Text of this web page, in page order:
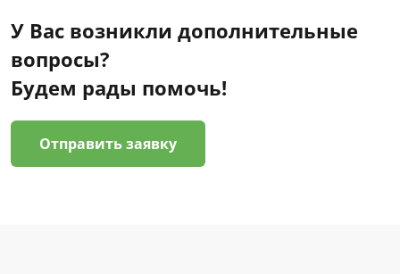
У Вас возникли дополнительные
вопросы?
Будем рады помочь!
Отправить заявку